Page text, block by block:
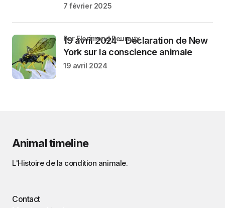
7 février 2025
19 avril 2024 – Déclaration de New
York sur la conscience animale
par Florimond Peureux
19 avril 2024
Animal timeline
L'Histoire de la condition animale.
Contact